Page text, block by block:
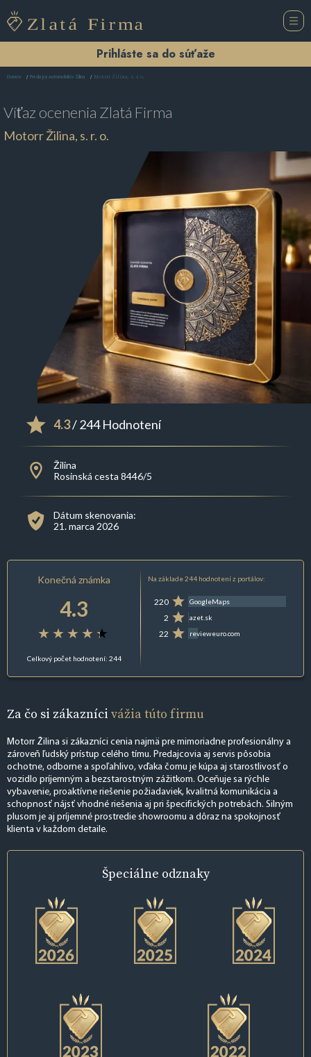
Prihláste sa do súťaže
Domov Predajca automobilov Žilina Motorr Žilina, s. r. o.
Víťaz ocenenia Zlatá Firma
Motorr Žilina, s. r. o.
4.3/ 244 Hodnotení
Žilina
Rosinská cesta 8446/5
Dátum skenovania:
21. marca 2026
Konečná známka
4.3
Celkový počet hodnotení: 244
Na základe 244 hodnotení z portálov:
220 GoogleMaps
2 azet.sk
22 revieweuro.com
Za čo si zákazníci vážia túto firmu
Motorr Žilina si zákazníci cenia najmä pre mimoriadne profesionálny a
zároveň ľudský prístup celého tímu. Predajcovia aj servis pôsobia
ochotne, odborne a spoľahlivo, vďaka čomu je kúpa aj starostlivosť o
vozidlo príjemným a bezstarostným zážitkom. Oceňuje sa rýchle
vybavenie, proaktívne riešenie požiadaviek, kvalitná komunikácia a
schopnosť nájsť vhodné riešenia aj pri špecifických potrebách. Silným
plusom je aj príjemné prostredie showroomu a dôraz na spokojnosť
klienta v každom detaile.
Špeciálne odznaky